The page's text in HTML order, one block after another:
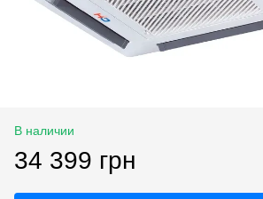
В наличии
34 399 грн